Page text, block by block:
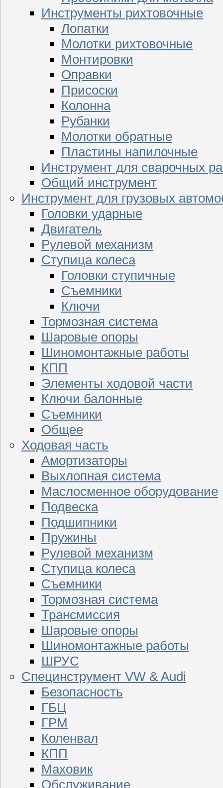
Инструменты рихтовочные
Лопатки
Молотки рихтовочные
Монтировки
Оправки
Присоски
Колонна
Рубанки
Молотки обратные
Пластины напилочные
Инструмент для сварочных
Общий инструмент
Инструмент для грузовых
Головки ударные
Двигатель
Рулевой механизм
Ступица колеса
Головки ступичные
Съемники
Ключи
Тормозная система
Шаровые опоры
Шиномонтажные работы
КПП
Элементы ходовой части
Ключи балонные
Съемники
Общее
Ходовая часть
Амортизаторы
Выхлопная система
Маслосменное оборудование
Подвеска
Подшипники
Пружины
Рулевой механизм
Ступица колеса
Съемники
Тормозная система
Трансмиссия
Шаровые опоры
Шиномонтажные работы
ШРУС
Специнструмент VW & Audi
Безопасность
ГБЦ
ГРМ
Коленвал
КПП
Маховик
Обслуживание